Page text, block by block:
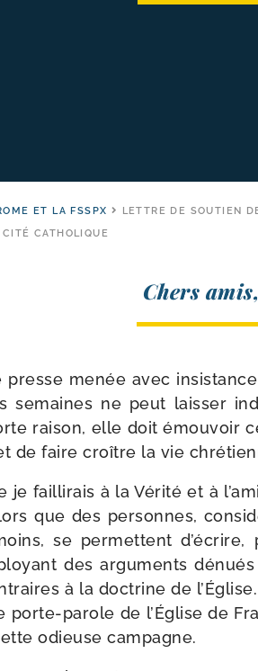
ET LA FSSPX
LETTRE DE SOUTIEN
CITÉ CATHOLIQUE
Chers amis,
presse menée avec
semaines ne peut lais­ser
rai­son, elle doit émou­voir
de faire croître la vie
je failli­rais à la Vérité et à
que des per­sonnes,
se per­mettent
des argu­ments
à la doc­trine de
porte-​parole de l’Église de
odieuse campagne.